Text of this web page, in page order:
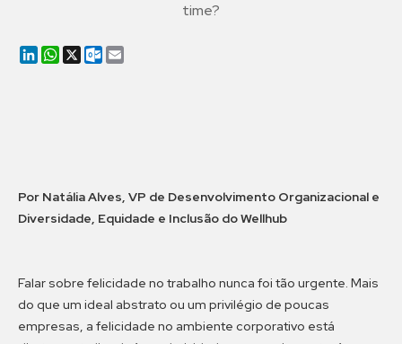
time?
LinkedIn
WhatsApp
X Outlook.com
Por Natália Alves, VP de Desenvolvimento Organizacional e
Diversidade, Equidade e Inclusão do Wellhub
Falar sobre felicidade no trabalho nunca foi tão urgente. Mais
do que um ideal abstrato ou um privilégio de poucas
empresas, a felicidade no ambiente corporativo está